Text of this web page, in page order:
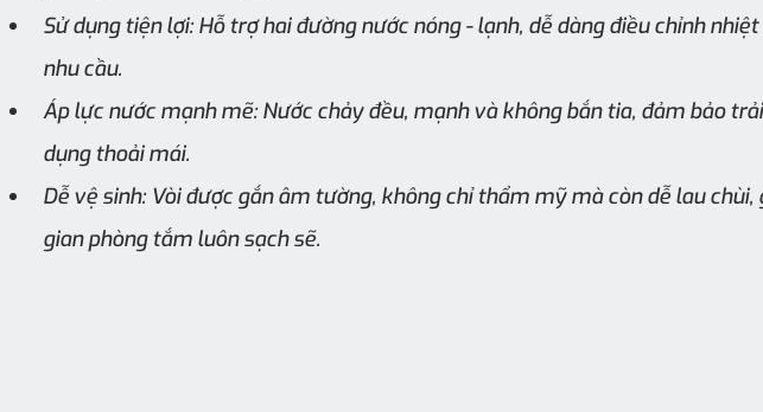
Sử dụng tiện lợi: Hỗ trợ hai đường nước nóng - lạnh, dễ dàng điều chỉnh
nhu cầu.
Áp lực nước mạnh mẽ: Nước chảy đều, mạnh và không bắn tia, đảm bảo
dụng thoải mái.
Dễ vệ sinh: Vòi được gắn âm tường, không chỉ thẩm mỹ mà còn dễ lau chùi,
gian phòng tắm luôn sạch sẽ.